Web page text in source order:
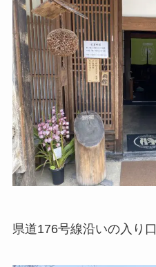
県道176号線沿いの入り口